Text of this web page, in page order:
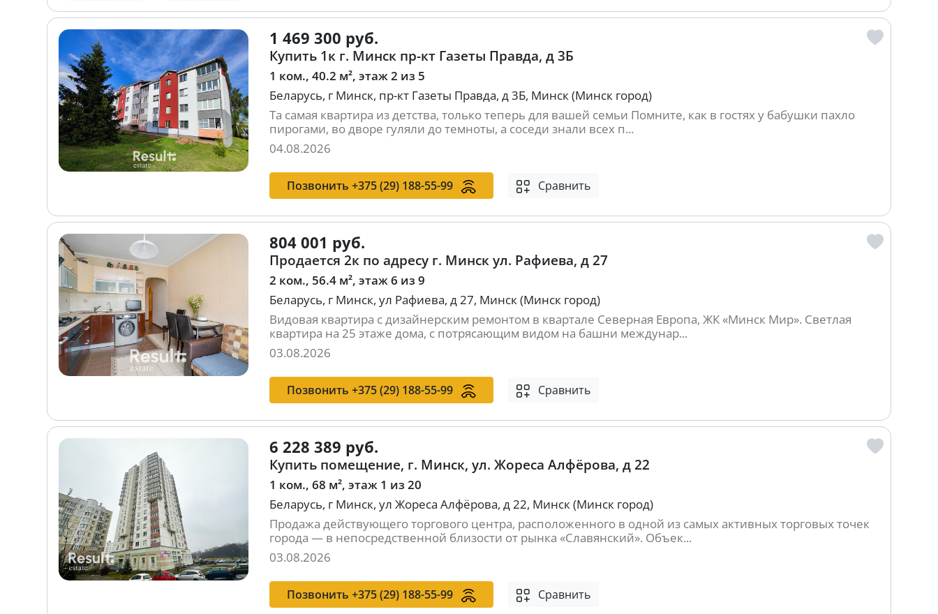
1 469 300 руб.
Купить 1к г. Минск пр-кт Газеты Правда, д 3Б
1 ком., 40.2 м², этаж 2 из 5
Беларусь, г Минск, пр-кт Газеты Правда, д 3Б, Минск (Минск город)
Та самая квартира из детства, только теперь для вашей семьи Помните, как в гостях у бабушки пахло
пирогами, во дворе гуляли до темноты, а соседи знали всех п...
04.08.2026
Позвонить +375 (29) 188-55-99 Сравнить
804 001 руб.
Продается 2к по адресу г. Минск ул. Рафиева, д 27
2 ком., 56.4 м², этаж 6 из 9
Беларусь, г Минск, ул Рафиева, д 27, Минск (Минск город)
Видовая квартира с дизайнерским ремонтом в квартале Северная Европа, ЖК «Минск Мир». Светлая
квартира на 25 этаже дома, с потрясающим видом на башни междунар...
03.08.2026
Позвонить +375 (29) 188-55-99 Сравнить
6 228 389 руб.
Купить помещение, г. Минск, ул. Жореса Алфёрова, д 22
1 ком., 68 м², этаж 1 из 20
Беларусь, г Минск, ул Жореса Алфёрова, д 22, Минск (Минск город)
Продажа действующего торгового центра, расположенного в одной из самых активных торговых точек
города — в непосредственной близости от рынка «Славянский». Объек...
03.08.2026
Позвонить +375 (29) 188-55-99 Сравнить